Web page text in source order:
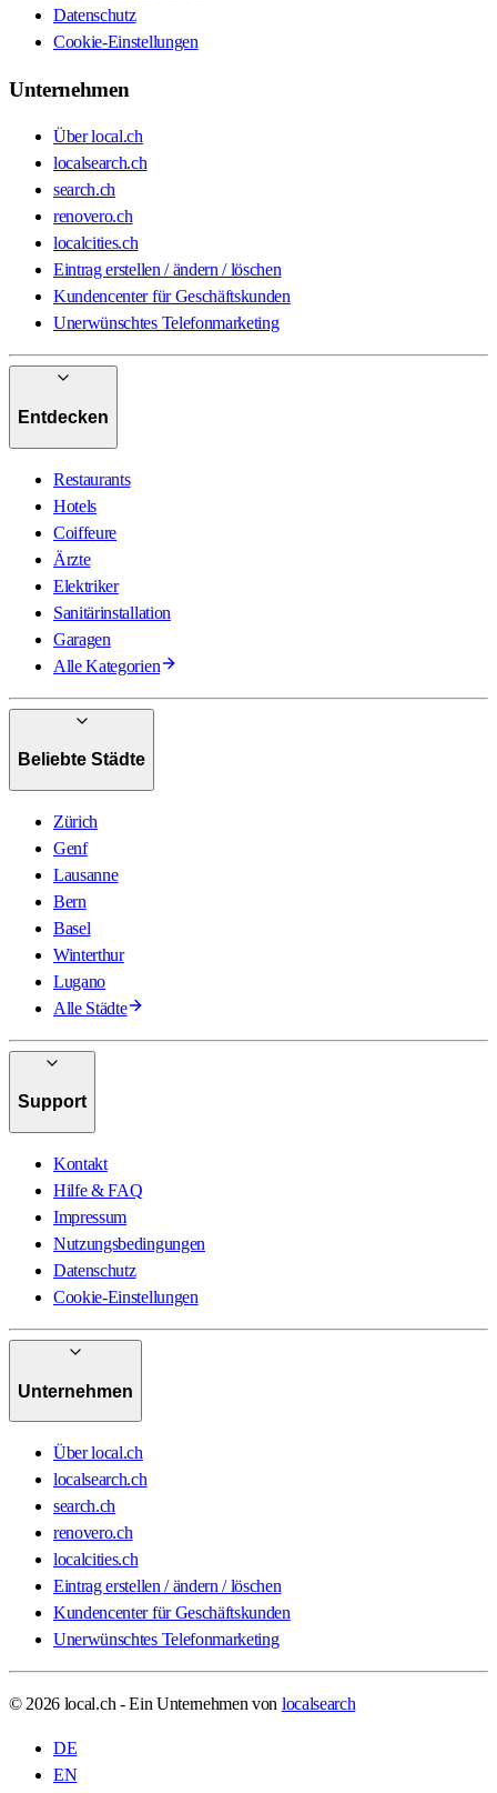
Datenschutz
Cookie-Einstellungen
Unternehmen
Über local.ch
localsearch.ch
search.ch
renovero.ch
localcities.ch
Eintrag erstellen / ändern / löschen
Kundencenter für Geschäftskunden
Unerwünschtes Telefonmarketing
Entdecken
Restaurants
Hotels
Coiffeure
Ärzte
Elektriker
Sanitärinstallation
Garagen
Alle Kategorien
Beliebte Städte
Zürich
Genf
Lausanne
Bern
Basel
Winterthur
Lugano
Alle Städte
Support
Kontakt
Hilfe & FAQ
Impressum
Nutzungsbedingungen
Datenschutz
Cookie-Einstellungen
Unternehmen
Über local.ch
localsearch.ch
search.ch
renovero.ch
localcities.ch
Eintrag erstellen / ändern / löschen
Kundencenter für Geschäftskunden
Unerwünschtes Telefonmarketing
© 2026 local.ch - Ein Unternehmen von localsearch
DE
EN